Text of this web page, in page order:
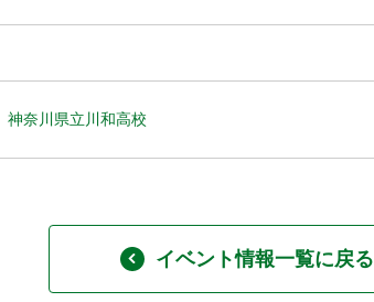
神奈川県立川和高校
イベント情報一覧に戻る